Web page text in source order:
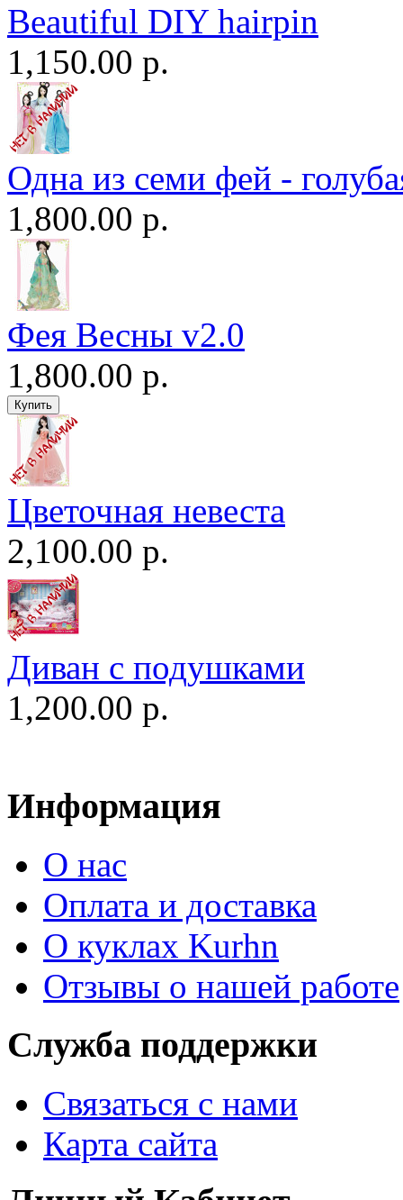
Beautiful DIY hairpin
1,150.00 р.
Одна из семи фей -
1,800.00 р.
Фея Весны v2.0
1,800.00 р.
Цветочная невеста
2,100.00 р.
Диван c подушками
1,200.00 р.
Информация
О нас
Оплата и доставка
О куклах Kurhn
Отзывы о нашей работе
Служба поддержки
Связаться с нами
Карта сайта